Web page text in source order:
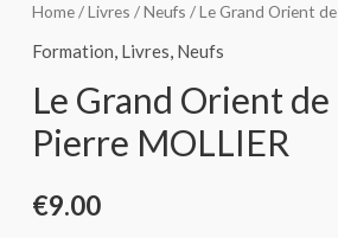
Home/Livres /Neufs / Le Grand Orient
Formation, Livres, Neufs
Le Grand Orient
Pierre MOLLIER
€9.00